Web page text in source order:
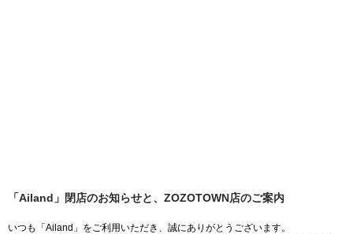
「Ailand」閉店のお知らせと、ZOZOTOWN店のご案内
いつも「Ailand」をご利用いただき、誠にありがとうございます。